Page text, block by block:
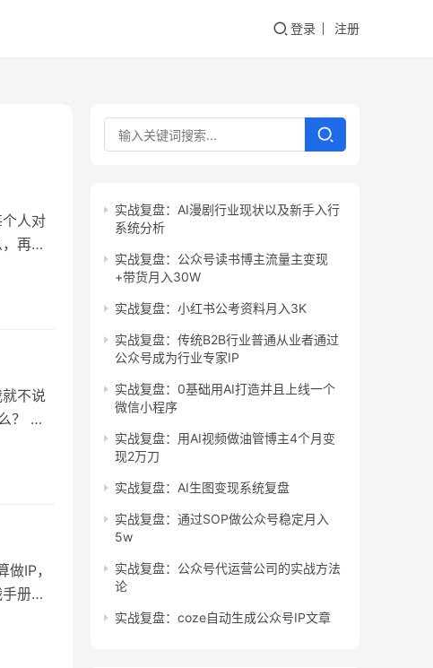
登录 注册
人对
再谈
不说
？ 一
IP，
册。
实战复盘：AI漫剧行业现状以及新手入行
系统分析
实战复盘：公众号读书博主流量主变现
+带货月入30W
实战复盘：小红书公考资料月入3K
实战复盘：传统B2B行业普通从业者通过
公众号成为行业专家IP
实战复盘：0基础用AI打造并且上线一个
微信小程序
实战复盘：用AI视频做油管博主4个月变
现2万刀
实战复盘：AI生图变现系统复盘
实战复盘：通过SOP做公众号稳定月入
5w
实战复盘：公众号代运营公司的实战方法
论
实战复盘：coze自动生成公众号IP文章